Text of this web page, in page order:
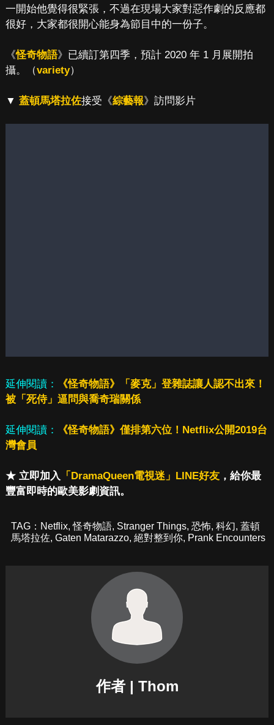
一開始他覺得很緊張，不過在現場大家對惡作劇的反應都
很好，大家都很開心能身為節目中的一份子。
《怪奇物語》已續訂第四季，預計 2020 年 1 月展開拍
攝。（variety）
▼ 蓋頓馬塔拉佐接受《綜藝報》訪問影片
延伸閱讀：
《怪奇物語》「麥克」登雜誌讓人認不出來！
被「死侍」逼問與喬奇瑞關係
延伸閱讀：
《怪奇物語》僅排第六位！Netflix公開2019台
灣會員
★ 立即加入 「DramaQueen電視迷」LINE好友，給你最
豐富即時的歐美影劇資訊。
TAG： Netflix,怪奇物語, Stranger Things, 恐怖, 科幻, 蓋頓
馬塔拉佐, Gaten Matarazzo, 絕對整到你, Prank Encounters
作者 | Thom